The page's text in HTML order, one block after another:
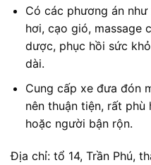
Có các phương án
hơi, cạo gió, massage
dược, phục hồi sức
dài.
Cung cấp xe đưa đón
nên thuận tiện, rất
hoặc người bận rộn.
Địa chỉ: tổ 14, Trần Phú,